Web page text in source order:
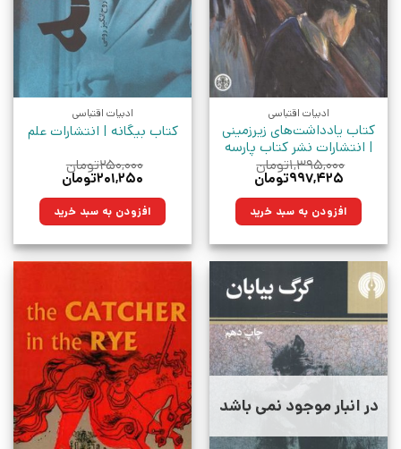
ادبیات اقتباسی
کتاب یادداشت‌های زیرزمینی
| انتشارات نشر کتاب پارسه
۱,۳۹۵,۰۰۰تومان
قیمت
۱,۳۹۵,۰۰۰تومان
بود.
۹۹۷,۴۲۵تومان
۹۹۷,۴۲۵تومان.افزودن به سبد خرید
ادبیات اقتباسی
کتاب بیگانه | انتشارات علم
۲۵۰,۰۰۰تومان
قیمت
۲۵۰,۰۰۰تومان
بود.
۲۰۱,۲۵۰تومان
۲۰۱,۲۵۰تومان.افزودن به سبد خرید
در انبار موجود نمی باشد